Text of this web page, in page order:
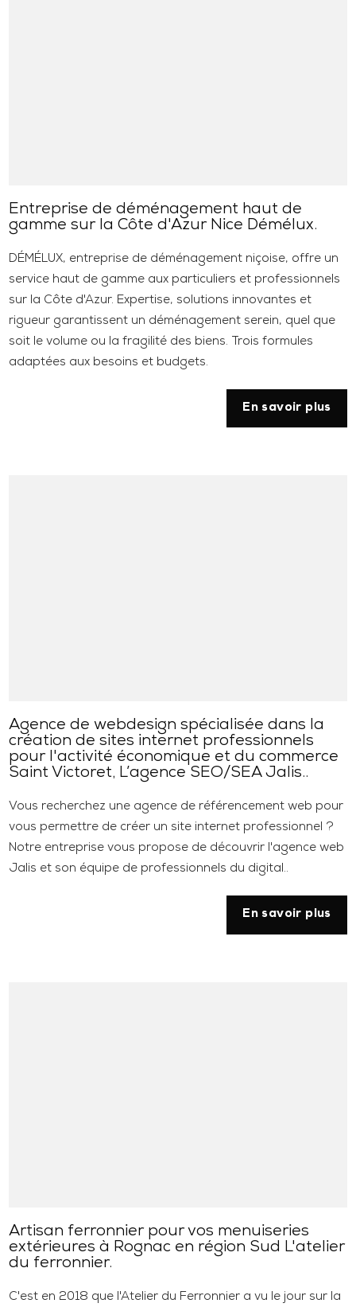
Entreprise de déménagement haut de
gamme sur la Côte d'Azur Nice Démélux.
DÉMÉLUX, entreprise de déménagement niçoise, offre un
service haut de gamme aux particuliers et professionnels
sur la Côte d'Azur. Expertise, solutions innovantes et
rigueur garantissent un déménagement serein, quel que
soit le volume ou la fragilité des biens. Trois formules
adaptées aux besoins et budgets.
En savoir plus
Agence de webdesign spécialisée dans la
création de sites internet professionnels
pour l'activité économique et du commerce
Saint Victoret, L’agence SEO/SEA Jalis..
Vous recherchez une agence de référencement web pour
vous permettre de créer un site internet professionnel ?
Notre entreprise vous propose de découvrir l'agence web
Jalis et son équipe de professionnels du digital..
En savoir plus
Artisan ferronnier pour vos menuiseries
extérieures à Rognac en région Sud L'atelier
du ferronnier.
C'est en 2018 que l'Atelier du Ferronnier a vu le jour sur la